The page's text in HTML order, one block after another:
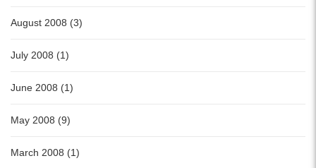
August 2008 (3)
July 2008 (1)
June 2008 (1)
May 2008 (9)
March 2008 (1)